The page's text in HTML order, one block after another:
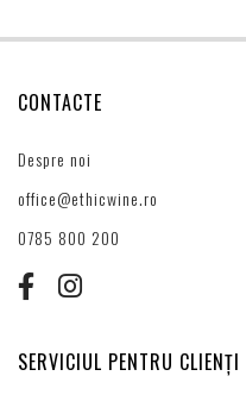
CONTACTE
Despre noi
office@ethicwine.ro
0785 800 200
SERVICIUL PENTRU CLIENȚI